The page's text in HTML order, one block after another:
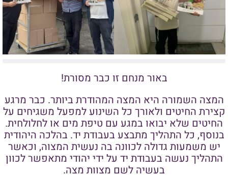
באור מנחם זו כבר מסורת!
המצה השמורה היא המצה המהודרת ביותר. כבר מרגע
קצירת החיטים ולאורך כל השינוע למפעל משגיחים על
החיטים שלא יבואו במגע עם טיפת מים או לחלולחית.
בנוסף, כל התהליך מתבצע בעבודת יד. בהלכה היהודית
יש משמעות גדולה לכוונה בה נעשית המצוה, וכאשר
התהליך נעשה בעבודת יד על ידי יהודי מתאפשר לכוון
בעשיה לשם מצוות מצה.